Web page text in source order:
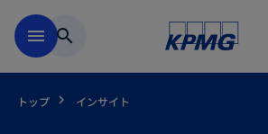
menu search
トップ インサイト